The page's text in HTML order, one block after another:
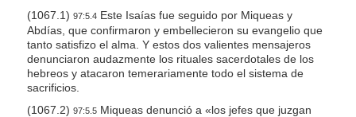
(1067.1) 97:5.4Este Isaías fue seguido por Miqueas y
Abdías, que confirmaron y embellecieron su evangelio que
tanto satisfizo el alma. Y estos dos valientes mensajeros
denunciaron audazmente los rituales sacerdotales de los
hebreos y atacaron temerariamente todo el sistema de
sacrificios.
(1067.2) 97:5.5Miqueas denunció a «los jefes que juzgan